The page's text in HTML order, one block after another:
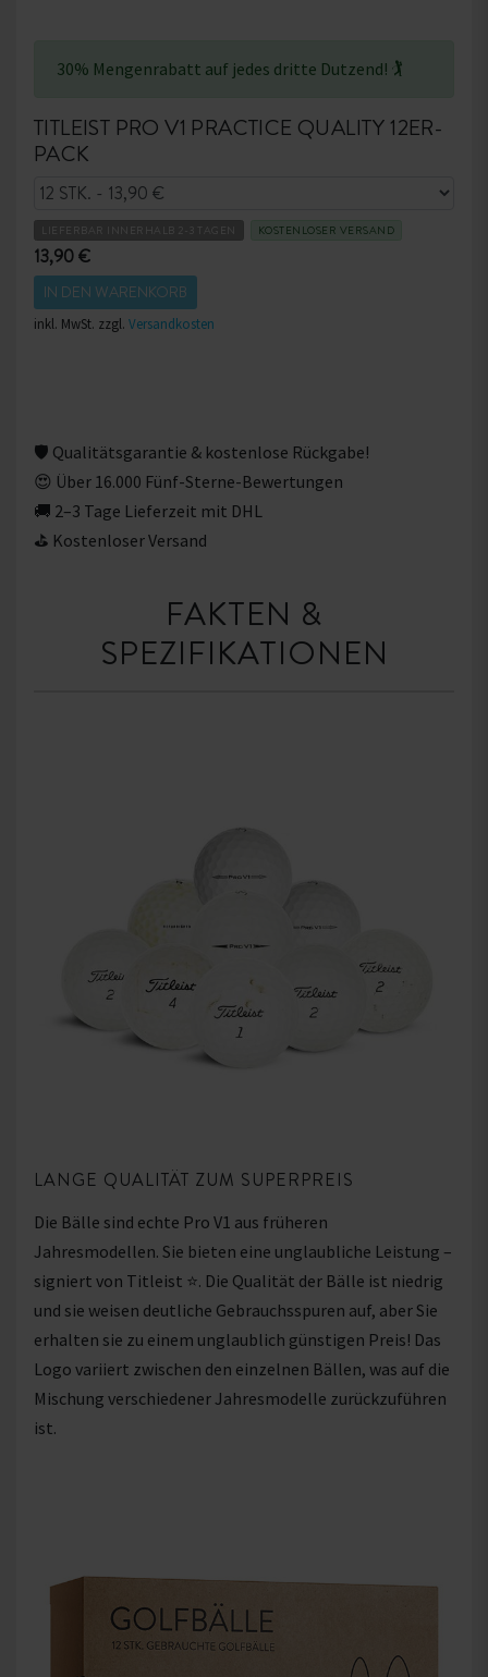
30% Mengenrabatt auf jedes dritte Dutzend! 🏌
TITLEIST PRO V1 PRACTICE QUALITY 12ER-
PACK
LIEFERBAR INNERHALB 2-3 TAGEN KOSTENLOSER VERSAND
13,90 €
IN DEN WARENKORB
inkl. MwSt. zzgl. Versandkosten
🛡 Qualitätsgarantie & kostenlose Rückgabe!
😍 Über 16.000 Fünf-Sterne-Bewertungen
🚚 2–3 Tage Lieferzeit mit DHL
⛳ Kostenloser Versand
FAKTEN &
SPEZIFIKATIONEN
LANGE QUALITÄT ZUM SUPERPREIS
Die Bälle sind echte Pro V1 aus früheren
Jahresmodellen. Sie bieten eine unglaubliche Leistung –
signiert von Titleist ⭐. Die Qualität der Bälle ist niedrig
und sie weisen deutliche Gebrauchsspuren auf, aber Sie
erhalten sie zu einem unglaublich günstigen Preis! Das
Logo variiert zwischen den einzelnen Bällen, was auf die
Mischung verschiedener Jahresmodelle zurückzuführen
ist.